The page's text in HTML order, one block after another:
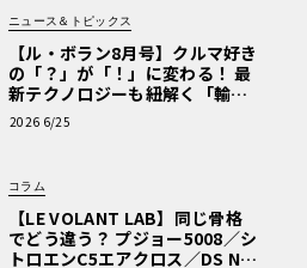
ニュース＆トピックス
【ル・ボラン8月号】クルマ好き
の「？」が「！」に変わる！ 最
新テクノロジーも紐解く「輸入
車Q&A」
2026 6/25
コラム
【LE VOLANT LAB】同じ骨格
でどう違う？ プジョー5008／シ
トロエンC5エアクロス／DS Nº4